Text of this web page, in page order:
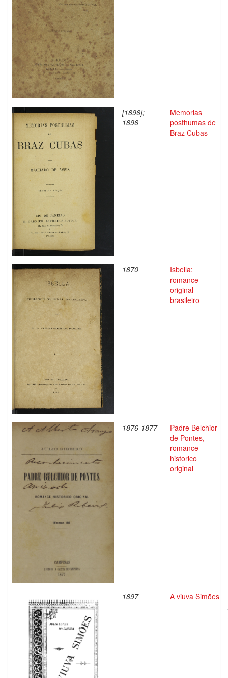
[1896];
1896
Memorias
posthumas de
Braz Cubas
1870
Isbella:
romance
original
brasileiro
1876-1877
Padre Belchior
de Pontes,
romance
historico
original
1897 A viuva Simões